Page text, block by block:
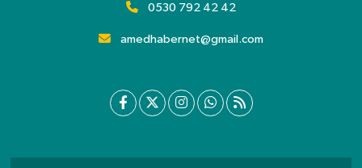
0530 792 42 42
amedhabernet@gmail.com